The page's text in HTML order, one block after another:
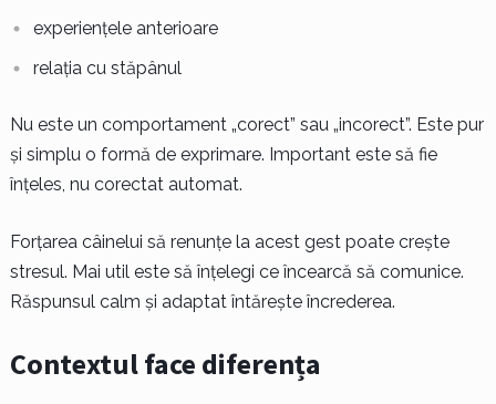
experiențele anterioare
relația cu stăpânul
Nu este un comportament „corect” sau „incorect”. Este pur
și simplu o formă de exprimare. Important este să fie
înțeles, nu corectat automat.
Forțarea câinelui să renunțe la acest gest poate crește
stresul. Mai util este să înțelegi ce încearcă să comunice.
Răspunsul calm și adaptat întărește încrederea.
Contextul face diferența